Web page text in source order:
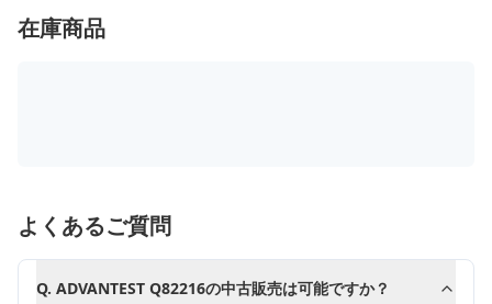
在庫商品
よくあるご質問
Q. ADVANTEST Q82216の中古販売は可能ですか？